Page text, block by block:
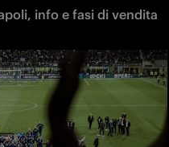
info e fasi di vendita